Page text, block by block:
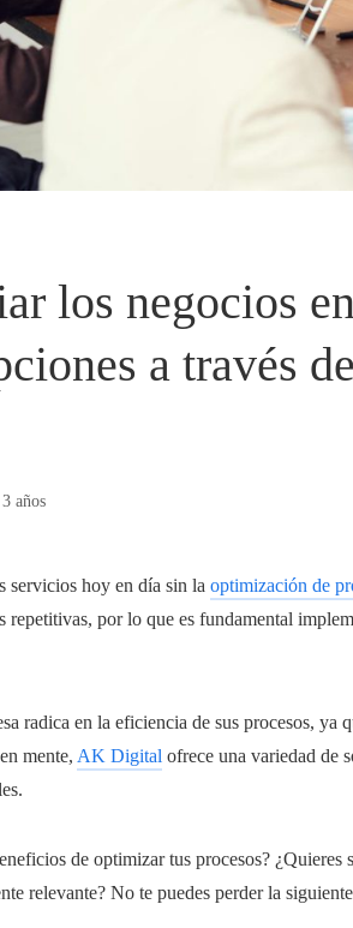
los negocios
a través
años
servicios hoy en día sin la optimización de
repetitivas, por lo que es fundamental
radica en la eficiencia de sus procesos,
mente, AK Digital ofrece una variedad de
de optimizar tus procesos?
relevante? No te puedes perder la